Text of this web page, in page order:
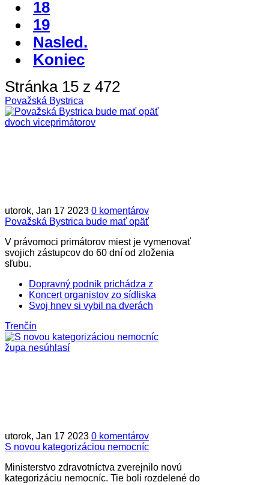
18
19
Nasled.
Koniec
Stránka 15 z 472
Považská Bystrica
utorok, Jan 17 2023 0 komentárov
Považská Bystrica bude mať opäť
V právomoci primátorov miest je vymenovať
svojich zástupcov do 60 dní od zloženia
sľubu.
Dopravný podnik prichádza z
Koncert organistov zo sídliska
Svoj hnev si vybil na dverách
Trenčín
utorok, Jan 17 2023 0 komentárov
S novou kategorizáciou nemocníc
Ministerstvo zdravotníctva zverejnilo novú
kategorizáciu nemocníc. Tie boli rozdelené do